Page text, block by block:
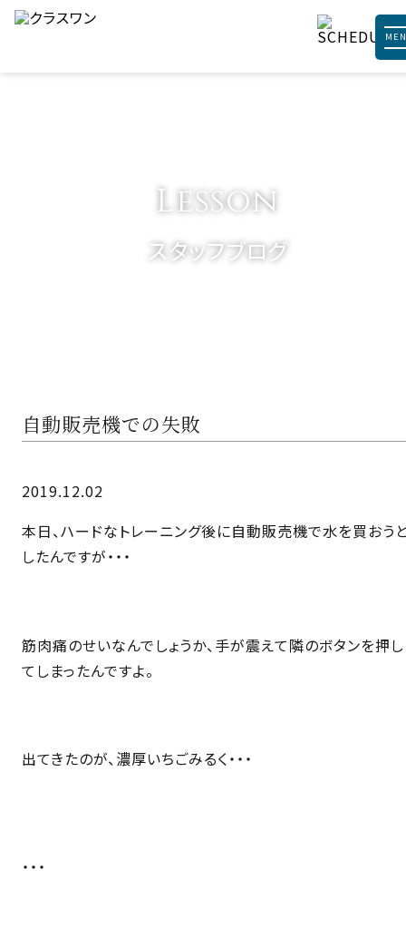
Lesson
スタッフブログ
自動販売機での失敗
2019.12.02
本日、ハードなトレーニング後に自動販売機で水を買おう
したんですが・・・
筋肉痛のせいなんでしょうか、手が震えて隣のボタンを押し
てしまったんですよ。
出てきたのが、濃厚いちごみるく・・・
・・・